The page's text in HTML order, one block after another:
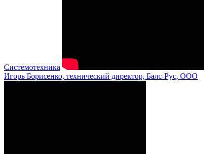
Системотехника
Игорь Борисенко, технический директор, Балс-Рус, ООО